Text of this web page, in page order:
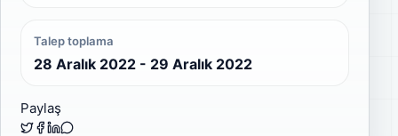
Talep toplama
28 Aralık 2022 - 29 Aralık 2022
Paylaş